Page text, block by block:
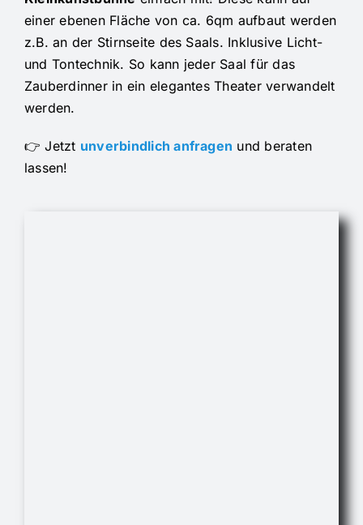
einer ebenen Fläche von ca. 6qm aufbaut werden
z.B. an der Stirnseite des Saals. Inklusive Licht-
und Tontechnik. So kann jeder Saal für das
Zauberdinner in ein elegantes Theater verwandelt
werden.
👉 Jetzt unverbindlich anfragen und beraten
lassen!